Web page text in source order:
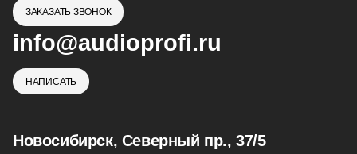
ЗАКАЗАТЬ ЗВОНОК
info@audioprofi.ru
НАПИСАТЬ
Новосибирск, Северный пр., 37/5